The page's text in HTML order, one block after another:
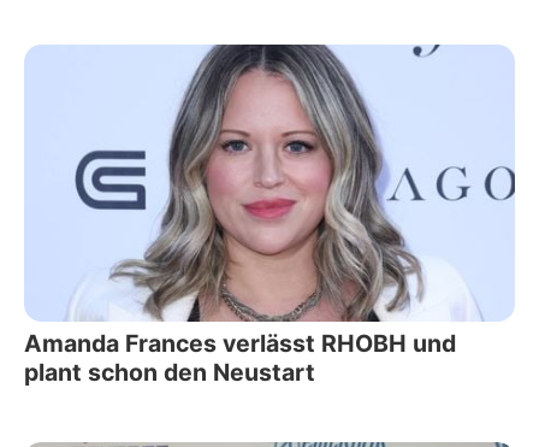
Amanda Frances verlässt RHOBH und
plant schon den Neustart